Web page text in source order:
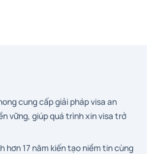
cung cấp giải pháp visa an
vững, giúp quá trình xin visa trở
17 năm kiến tạo niềm tin cùng